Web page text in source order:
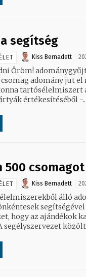
segítség
Kiss Bernadett
Öröm!
adomány jut el
tartósélelmiszert
értékesítéséből -...
500
Kiss Bernadett
álló
hogy az ajándékok
A